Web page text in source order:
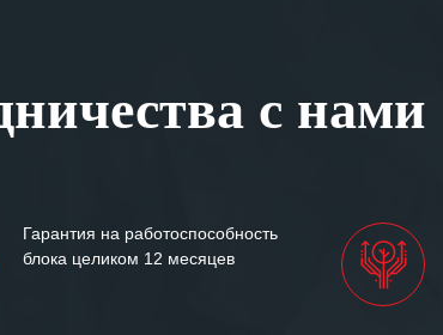
между
с нами
Гарантия на работоспособность
блока целиком 12 месяцев